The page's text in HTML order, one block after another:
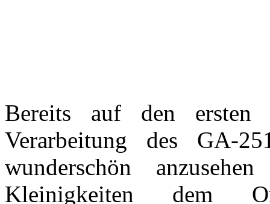
Bereits auf den ersten
Verarbeitung des GA-
wunderschön
Kleinigkeiten dem